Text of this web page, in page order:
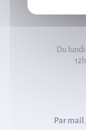
Du
Par mail